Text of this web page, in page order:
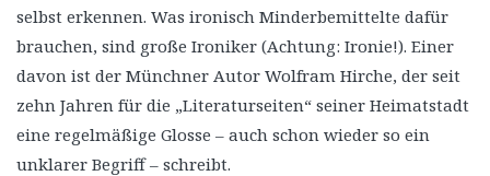
selbst erkennen. Was ironisch Minderbemittelte dafür
brauchen, sind große Ironiker (Achtung: Ironie!). Einer
davon ist der Münchner Autor Wolfram Hirche, der seit
zehn Jahren für die „Literaturseiten“ seiner Heimatstadt
eine regelmäßige Glosse – auch schon wieder so ein
unklarer Begriff – schreibt.